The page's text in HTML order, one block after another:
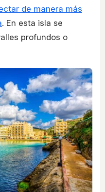
de manera más
. En esta isla se
profundos o